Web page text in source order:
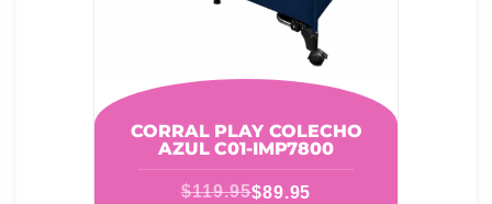
CORRAL PLAY COLECHO
AZUL C01-IMP7800
$119.95$89.95